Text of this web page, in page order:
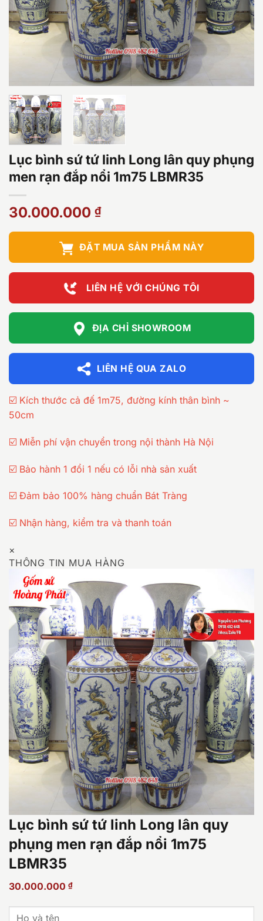
Lục bình sứ tứ linh Long lân quy phụng
men rạn đắp nổi 1m75 LBMR35
30.000.000 ₫
ĐẶT MUA SẢN PHẨM NÀY
LIÊN HỆ VỚI CHÚNG TÔI
ĐỊA CHỈ SHOWROOM
LIÊN HỆ QUA ZALO
☑️ Kích thước cả đế 1m75, đường kính thân bình ~
50cm
☑️ Miễn phí vận chuyển trong nội thành Hà Nội
☑️ Bảo hành 1 đổi 1 nếu có lỗi nhà sản xuất
☑️ Đảm bảo 100% hàng chuẩn Bát Tràng
☑️ Nhận hàng, kiểm tra và thanh toán
×
THÔNG TIN MUA HÀNG
Lục bình sứ tứ linh Long lân quy
phụng men rạn đắp nổi 1m75
LBMR35
30.000.000 ₫